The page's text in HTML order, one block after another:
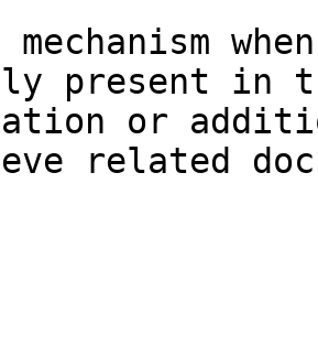
present in
or